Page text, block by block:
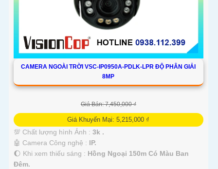
CAMERA NGOÀI TRỜI VSC-IP0950A-PDLK-LPR ĐỘ PHÂN GIẢI
8MP
Giá Bán: 7,450,000 ₫
Giá Khuyến Mại: 5,215,000 ₫
💯 Chất lượng hình Ảnh : 3k .
🤖️ Camera Công nghệ : IP.
🌔 Khi xem thiếu sáng : Hồng Ngoại 150m Có Màu Ban
Ðêm.